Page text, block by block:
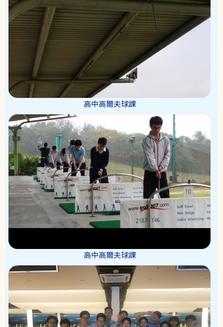
高中高爾夫球課
高中高爾夫球課